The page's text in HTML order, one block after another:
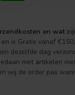
en wat
is Gratis vanaf
dezelfde dag
met artikelen
wij de order pas